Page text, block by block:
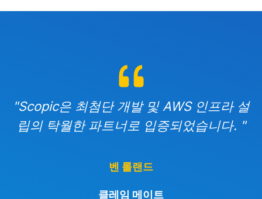
"Scopic은 최첨단 개발 및 AWS 인프라 설
립의 탁월한 파트너로 입증되었습니다. "
벤 롤랜드
클레임 메이트